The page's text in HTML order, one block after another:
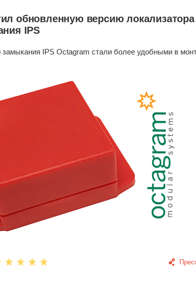
обновленную версию локализатора
IPS
замыкания IPS Octagram стали более удобными в